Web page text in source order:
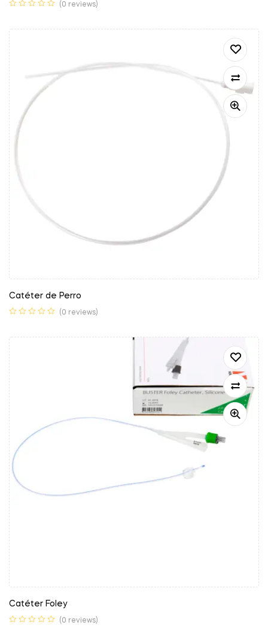
(0 reviews)
Catéter de Perro
(0 reviews)
Catéter Foley
(0 reviews)